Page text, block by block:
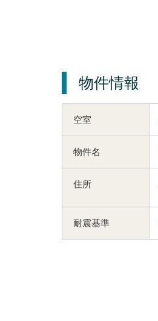
物件情報
空室
物件名
住所
耐震基準